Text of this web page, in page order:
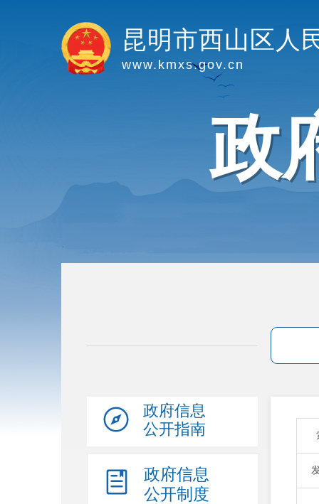
昆明市西山区人
www.kmxs.gov.cn
政
政府信息
公开指南
政府信息
公开制度